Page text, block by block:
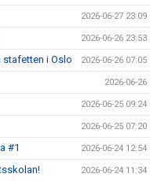
2026-06-27 23:09
2026-06-26 23:53
stafetten i Oslo 2026-06-26 07:05
2026-06-26
2026-06-25 09:24
2026-06-25 07:20
#1 2026-06-24 12:54
2026-06-24 11:34